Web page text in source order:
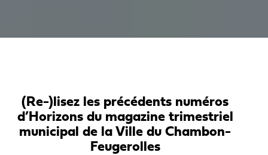
(Re-)lisez les précédents numéros
d’Horizons du magazine trimestriel
municipal de la Ville du Chambon-
Feugerolles